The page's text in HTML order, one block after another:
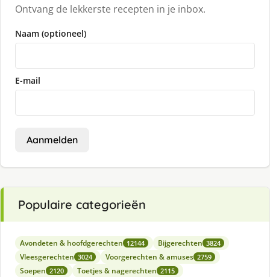
Ontvang de lekkerste recepten in je inbox.
Naam (optioneel)
E-mail
Aanmelden
Populaire categorieën
Avondeten & hoofdgerechten 12144 Bijgerechten 3824
Vleesgerechten 3024 Voorgerechten & amuses 2759
Soepen 2120 Toetjes & nagerechten 2115